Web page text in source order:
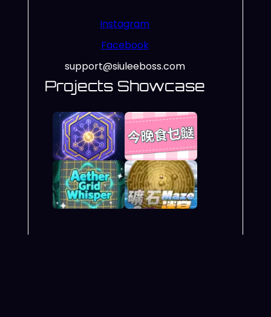
Instagram
Facebook
support@siuleeboss.com
Projects Showcase